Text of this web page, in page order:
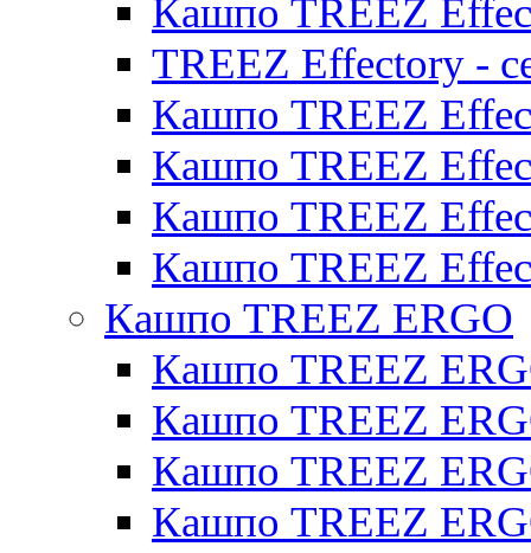
Кашпо TREEZ
TREEZ Effectory -
Кашпо TREEZ
Кашпо TREEZ
Кашпо TREEZ
Кашпо TREEZ
Кашпо TREEZ ERGO
Кашпо TREEZ
Кашпо TREEZ
Кашпо TREEZ
Кашпо TREEZ